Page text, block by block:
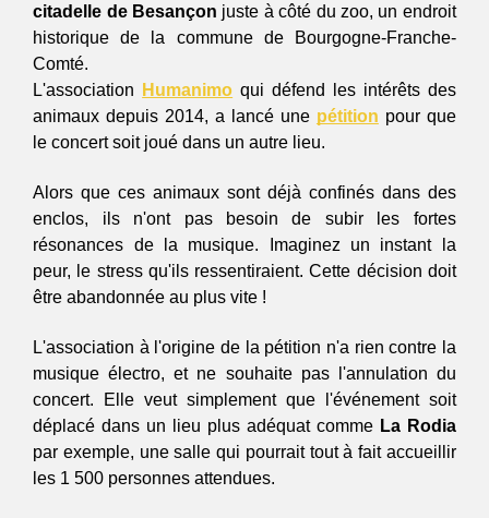
citadelle de Besançon juste à côté du zoo, un endroit
historique de la commune de Bourgogne-Franche-
Comté.
L'association
Humanimo qui défend les intérêts des
animaux depuis 2014, a lancé une pétition pour que
le concert soit joué dans un autre lieu.
Alors que ces animaux sont déjà confinés dans des
enclos, ils n'ont pas besoin de subir les fortes
résonances de la musique. Imaginez un instant la
peur, le stress qu'ils ressentiraient. Cette décision doit
être abandonnée au plus vite !
L'association à l'origine de la pétition n'a rien contre la
musique électro, et ne souhaite pas l'annulation du
concert. Elle veut simplement que l'événement soit
déplacé dans un lieu plus adéquat comme La Rodia
par exemple, une salle qui pourrait tout à fait accueillir
les 1 500 personnes attendues.